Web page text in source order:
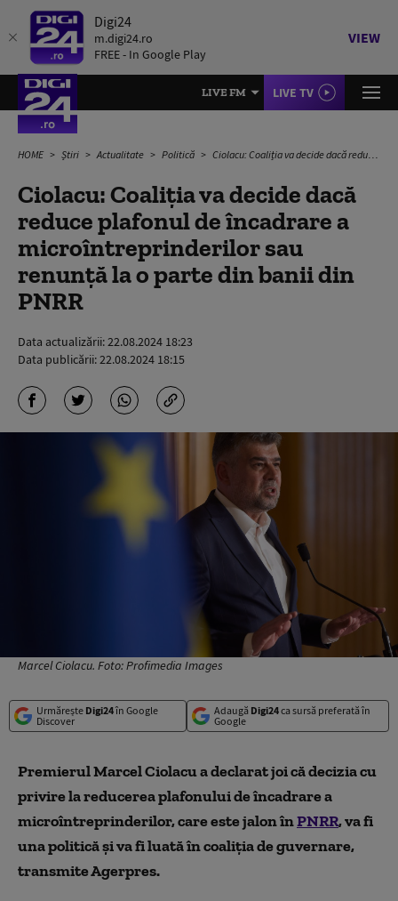
Digi24
m.digi24.ro
FREE - In Google Play
VIEW
LIVE FM LIVE TV
HOME Știri Actualitate Politică Ciolacu: Coaliția va decide dacă reduce plafonul de încadrare a microîntreprinderilor sau renunță la o parte din banii din PNRR
Ciolacu: Coaliția va decide dacă
reduce plafonul de încadrare a
microîntreprinderilor sau
renunță la o parte din banii din
PNRR
Data actualizării:22.08.2024 18:23
Data publicării:22.08.2024 18:15
Marcel Ciolacu. Foto: Profimedia Images
Urmărește Digi24în Google
Discover
Adaugă Digi24ca sursă preferată în
Google
Premierul Marcel Ciolacu a declarat joi că decizia cu
privire la reducerea plafonului de încadrare a
microîntreprinderilor, care este jalon înPNRR, va fi
una politică şi va fi luată în coaliţia de guvernare,
transmite Agerpres.